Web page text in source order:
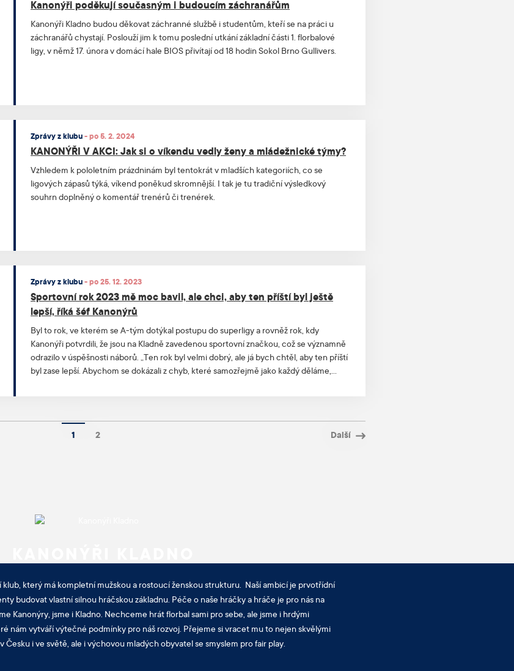
Kanonýři poděkují současným i budoucím záchranářům
Kanonýři Kladno budou děkovat záchranné službě i studentům, kteří se na práci u
záchranářů chystají. Poslouží jim k tomu poslední utkání základní části 1. florbalové
ligy, v němž 17. února v domácí hale BIOS přivítají od 18 hodin Sokol Brno Gullivers.
Zprávy z klubu -po 5. 2. 2024
KANONÝŘI V AKCI: Jak si o víkendu vedly ženy a mládežnické týmy?
Vzhledem k pololetním prázdninám byl tentokrát v mladších kategoriích, co se
ligových zápasů týká, víkend poněkud skromnější. I tak je tu tradiční výsledkový
souhrn doplněný o komentář trenérů či trenérek.
Zprávy z klubu -po 25. 12. 2023
Sportovní rok 2023 mě moc bavil, ale chci, aby ten příští byl ještě
lepší, říká šéf Kanonýrů
Byl to rok, ve kterém se A-tým dotýkal postupu do superligy a rovněž rok, kdy
Kanonýři potvrdili, že jsou na Kladně zavedenou sportovní značkou, což se významně
odrazilo v úspěšnosti náborů. „Ten rok byl velmi dobrý, ale já bych chtěl, aby ten příští
byl zase lepší. Abychom se dokázali z chyb, které samozřejmě jako každý děláme,
1 2 Další
klub, který má kompletní mužskou a rostoucí ženskou strukturu. Naší ambicí je prvotřídní
budovat vlastní silnou hráčskou základnu. Péče o naše hráčky a hráče je pro nás na
Kanonýry, jsme i Kladno. Nechceme hrát florbal sami pro sebe, ale jsme i hrdými
nám vytváří výtečné podmínky pro náš rozvoj. Přejeme si vracet mu to nejen skvělými
Česku i ve světě, ale i výchovou mladých obyvatel se smyslem pro fair play.